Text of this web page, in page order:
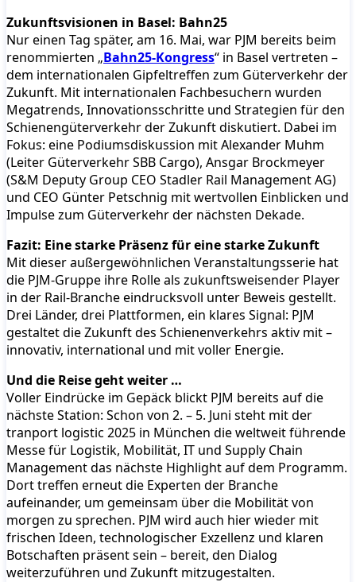
Zukunftsvisionen in Basel: Bahn25
Nur einen Tag später, am 16. Mai, war PJM bereits beim
renommierten „Bahn25-Kongress“ in Basel vertreten –
dem internationalen Gipfeltreffen zum Güterverkehr der
Zukunft. Mit internationalen Fachbesuchern wurden
Megatrends, Innovationsschritte und Strategien für den
Schienengüterverkehr der Zukunft diskutiert. Dabei im
Fokus: eine Podiumsdiskussion mit Alexander Muhm
(Leiter Güterverkehr SBB Cargo), Ansgar Brockmeyer
(S&M Deputy Group CEO Stadler Rail Management AG)
und CEO Günter Petschnig mit wertvollen Einblicken und
Impulse zum Güterverkehr der nächsten Dekade.
Fazit: Eine starke Präsenz für eine starke Zukunft
Mit dieser außergewöhnlichen Veranstaltungsserie hat
die PJM-Gruppe ihre Rolle als zukunftsweisender Player
in der Rail-Branche eindrucksvoll unter Beweis gestellt.
Drei Länder, drei Plattformen, ein klares Signal: PJM
gestaltet die Zukunft des Schienenverkehrs aktiv mit –
innovativ, international und mit voller Energie.
Und die Reise geht weiter …
Voller Eindrücke im Gepäck blickt PJM bereits auf die
nächste Station: Schon von 2. – 5. Juni steht mit der
tranport logistic 2025 in München die weltweit führende
Messe für Logistik, Mobilität, IT und Supply Chain
Management das nächste Highlight auf dem Programm.
Dort treffen erneut die Experten der Branche
aufeinander, um gemeinsam über die Mobilität von
morgen zu sprechen. PJM wird auch hier wieder mit
frischen Ideen, technologischer Exzellenz und klaren
Botschaften präsent sein – bereit, den Dialog
weiterzuführen und Zukunft mitzugestalten.